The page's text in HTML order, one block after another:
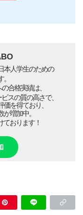
本人学生のための
合格実績は、
スの質の高さで、
を得ており、
増加中。
ております！